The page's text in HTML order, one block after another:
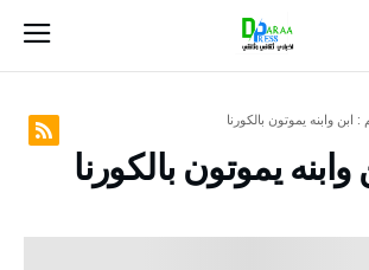
وابنه يموتون بالكورنا
وابنه يموتون بالكورنا